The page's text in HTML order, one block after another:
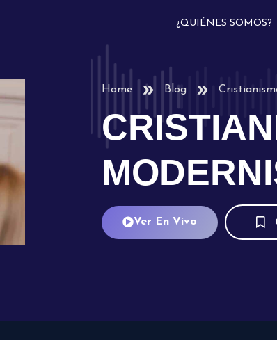
¿QUIÉNES SOMOS?
Home Blog
Ver En Vivo